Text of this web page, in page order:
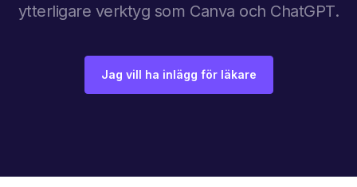
ytterligare verktyg som Canva och ChatGPT.
Jag vill ha inlägg för läkare